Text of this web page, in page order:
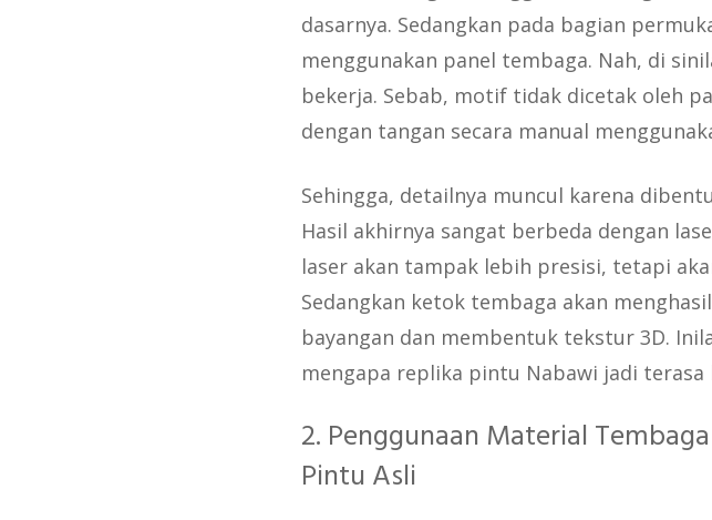
dasarnya. Sedangkan pada bagian
menggunakan panel tembaga. Nah, di
bekerja. Sebab, motif tidak dicetak oleh
dengan tangan secara manual
Sehingga, detailnya muncul karena
Hasil akhirnya sangat berbeda dengan
laser akan tampak lebih presisi, tetapi
Sedangkan ketok tembaga akan
bayangan dan membentuk tekstur 3D.
mengapa replika pintu Nabawi jadi terasa
2. Penggunaan Material
Pintu Asli